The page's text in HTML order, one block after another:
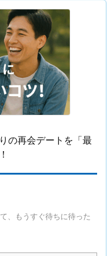
の再会デートを「最
、もうすぐ待ちに待った